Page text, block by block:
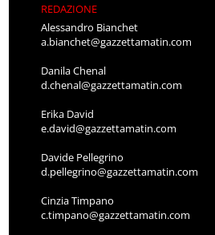
REDAZIONE
Alessandro Bianchet
a.bianchet@gazzettamatin.com
Danila Chenal
d.chenal@gazzettamatin.com
Erika David
e.david@gazzettamatin.com
Davide Pellegrino
d.pellegrino@gazzettamatin.com
Cinzia Timpano
c.timpano@gazzettamatin.com